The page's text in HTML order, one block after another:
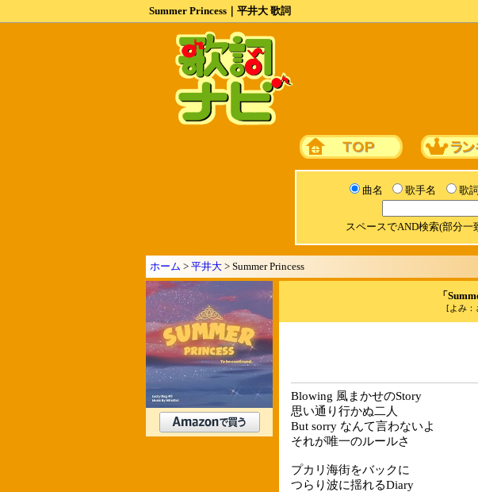
Summer Princess｜平井大 歌詞
曲名 歌手名 歌詞
スペースでAND検索(部分
ホーム > 平井大 > Summer Princess
「
[よみ：
Blowing 風まかせのStory
思い通り行かぬ二人
But sorry なんて言わないよ
それが唯一のルールさ
プカリ海街をバックに
つらり波に揺れるDiary